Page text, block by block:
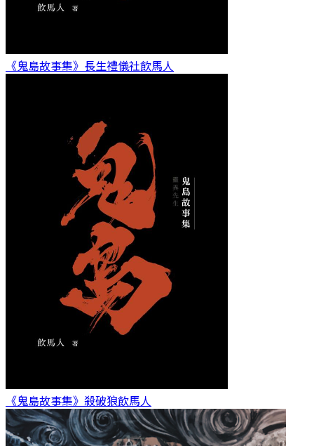
《鬼島故事集》長生禮儀社飲馬人
《鬼島故事集》殺破狼飲馬人